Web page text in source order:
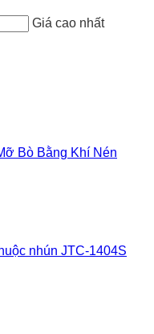
Giá cao nhất
Bò Bằng Khí Nén
nhún JTC-1404S